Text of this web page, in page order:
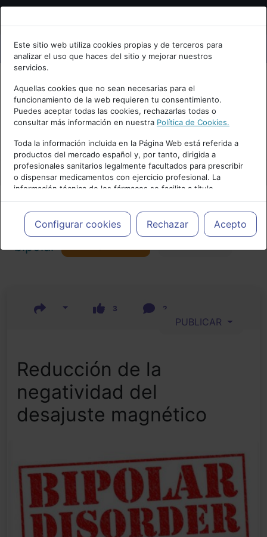
Bienvenid@ a psiquiatria.com
Escribe tu Email
Accede o regístrate con tu email.
Cancelar
Este sitio web utiliza cookies propias y de terceros para
analizar el uso que haces del sitio y mejorar nuestros
servicios.
Aquellas cookies que no sean necesarias para el
funcionamiento de la web requieren tu consentimiento.
Puedes aceptar todas las cookies, rechazarlas todas o
consultar más información en nuestra Política de Cookies.
Toda la información incluida en la Página Web está referida a
productos del mercado español y, por tanto, dirigida a
profesionales sanitarios legalmente facultados para prescribir
o dispensar medicamentos con ejercicio profesional. La
información técnica de los fármacos se facilita a título
meramente informativo, siendo responsabilidad de los
profesionales facultados prescribir medicamentos y decidir, en
cada caso concreto, el tratamiento más adecuado a las
necesidades del paciente.
Configurar cookies Rechazar Acepto
Actualidad y Artículos|Trastorno
bipolar
3 2
PUBLICAR
Reducción de la
negatividad del
desajuste magnético